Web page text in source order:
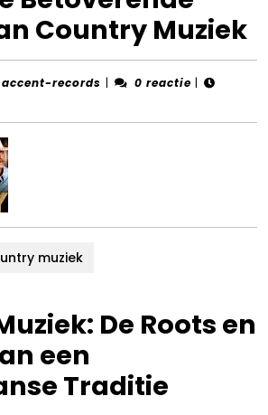
Country Muziek
accent-records accent-
| 0 reactie |
muziek
De Roots en
een
Traditie